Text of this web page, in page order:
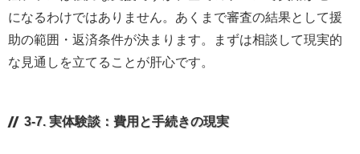
になるわけではありません。あくまで審査の結果として援
助の範囲・返済条件が決まります。まずは相談して現実的
な見通しを立てることが肝心です。
3-7. 実体験談：費用と手続きの現実